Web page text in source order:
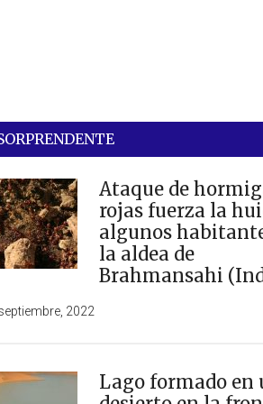
Ataque de
rojas fuerza la
algunos
la aldea de
Brahmansahi
2022
Lago formado en